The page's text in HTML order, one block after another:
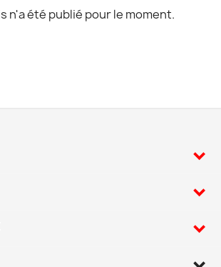
n'a été publié pour le moment.


